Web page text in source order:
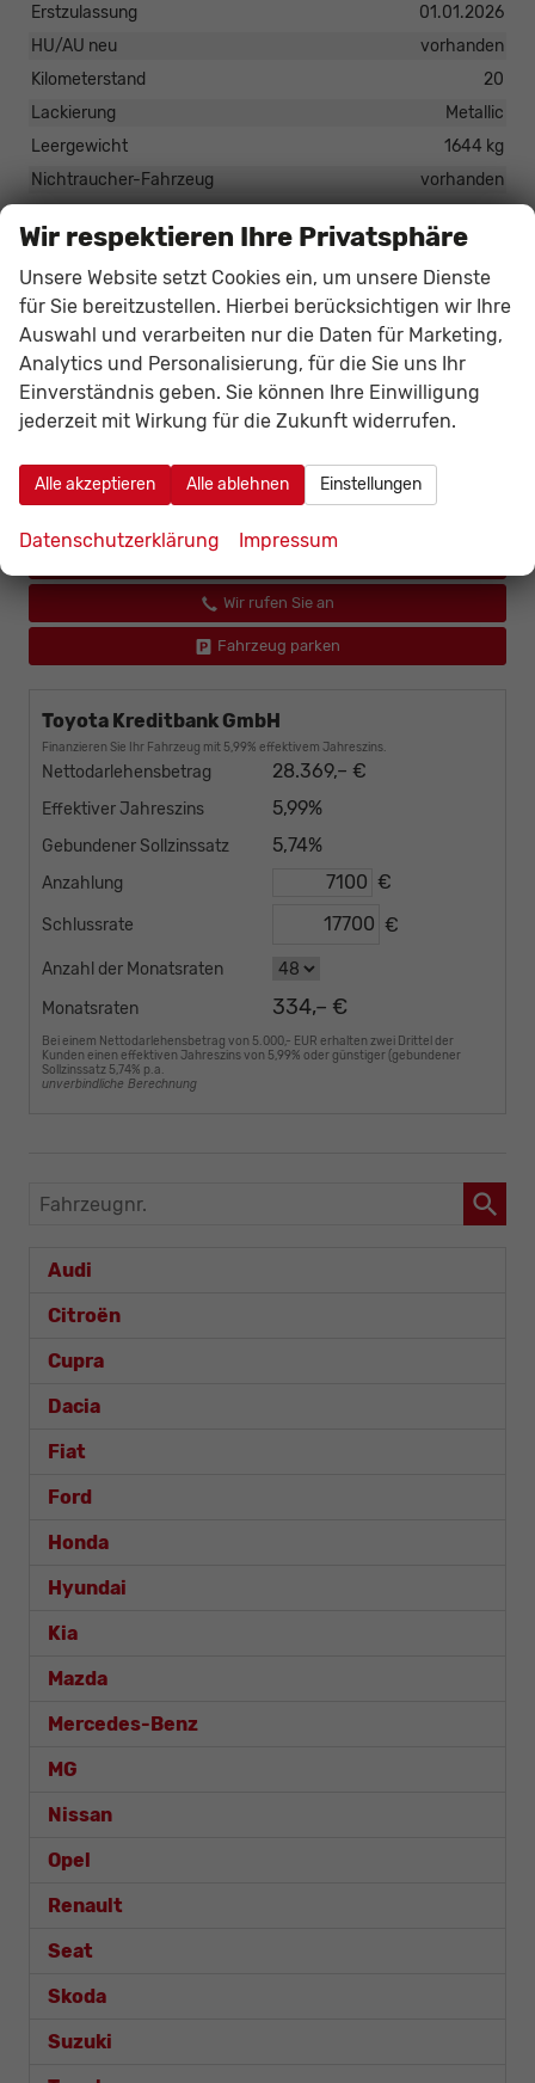
Erstzulassung
01.01.2026
HU/AU neu
vorhanden
Kilometerstand
20
Lackierung
Metallic
Leergewicht
1644 kg
Nichtraucher-Fahrzeug
vorhanden
Tageszulassung
vorhanden
Zustand
unfallfrei
Zustand, Beschaffenheit
Scheckheftgepflegt
Zustand, Fahrfähigkeit
fahrtauglich
37.271,– €
Gesamtpreis
35.469,– €
incl. 19% MwSt., den Kosten für Überführung und Zulassungspapieren
Wir rufen Sie an
Fahrzeug parken
Toyota Kreditbank GmbH
Finanzieren Sie Ihr Fahrzeug mit 5,99% effektivem Jahreszins.
Nettodarlehensbetrag 28.369,– €
Effektiver Jahreszins 5,99%
Gebundener Sollzinssatz 5,74%
Anzahlung €
Schlussrate €
Anzahl der Monatsraten
Monatsraten
334,– €
Bei einem Nettodarlehensbetrag von 5.000,- EUR erhalten zwei Drittel der
Kunden einen effektiven Jahreszins von 5,99% oder günstiger (gebundener
Sollzinssatz 5,74% p.a.
unverbindliche Berechnung
Fahrzeugnr.
Audi
Citroën
Cupra
Dacia
Fiat
Ford
Honda
Hyundai
Kia
Mazda
Mercedes-Benz
MG
Nissan
Opel
Renault
Seat
Skoda
Suzuki
Wir respektieren Ihre Privatsphäre
Unsere Website setzt Cookies ein, um unsere Dienste
für Sie bereitzustellen. Hierbei berücksichtigen wir Ihre
Auswahl und verarbeiten nur die Daten für Marketing,
Analytics und Personalisierung, für die Sie uns Ihr
Einverständnis geben. Sie können Ihre Einwilligung
jederzeit mit Wirkung für die Zukunft widerrufen.
Alle akzeptieren Alle ablehnen Einstellungen
Datenschutzerklärung Impressum